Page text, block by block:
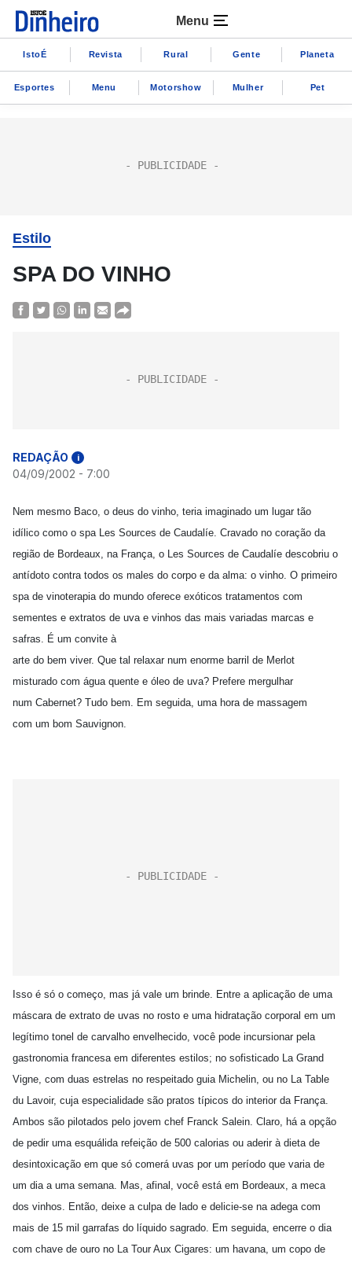
Menu
IstoÉ Revista Rural Gente Planeta
Esportes Menu Motorshow Mulher Pet
Estilo
SPA DO VINHO
REDAÇÃO i
04/09/2002 - 7:00
Nem mesmo Baco, o deus do vinho, teria imaginado um lugar tão
idílico como o spa Les Sources de Caudalíe. Cravado no coração da
região de Bordeaux, na França, o Les Sources de Caudalíe descobriu o
antídoto contra todos os males do corpo e da alma: o vinho. O primeiro
spa de vinoterapia do mundo oferece exóticos tratamentos com
sementes e extratos de uva e vinhos das mais variadas marcas e
safras. É um convite à
arte do bem viver. Que tal relaxar num enorme barril de Merlot
misturado com água quente e óleo de uva? Prefere mergulhar
num Cabernet? Tudo bem. Em seguida, uma hora de massagem
com um bom Sauvignon.
Isso é só o começo, mas já vale um brinde. Entre a aplicação de uma
máscara de extrato de uvas no rosto e uma hidratação corporal em um
legítimo tonel de carvalho envelhecido, você pode incursionar pela
gastronomia francesa em diferentes estilos; no sofisticado La Grand
Vigne, com duas estrelas no respeitado guia Michelin, ou no La Table
du Lavoir, cuja especialidade são pratos típicos do interior da França.
Ambos são pilotados pelo jovem chef Franck Salein. Claro, há a opção
de pedir uma esquálida refeição de 500 calorias ou aderir à dieta de
desintoxicação em que só comerá uvas por um período que varia de
um dia a uma semana. Mas, afinal, você está em Bordeaux, a meca
dos vinhos. Então, deixe a culpa de lado e delicie-se na adega com
mais de 15 mil garrafas do líquido sagrado. Em seguida, encerre o dia
com chave de ouro no La Tour Aux Cigares: um havana, um copo de